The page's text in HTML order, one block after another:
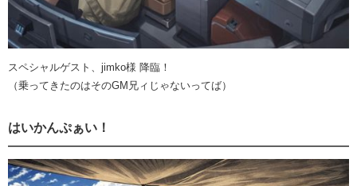
スペシャルゲスト、jimko様 降臨！
（乗ってきたのはそのGM兄ィじゃないってば）
はいかんぷぁい！